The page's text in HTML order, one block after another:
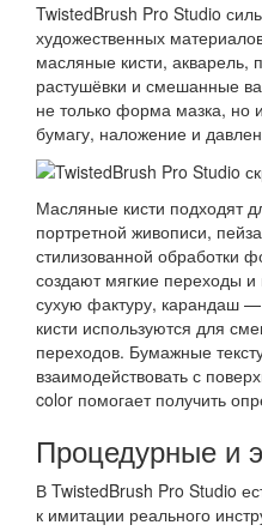
TwistedBrush Pro Studio
художественных
масляные кисти, акварель,
растушёвки и смешанные
не только форма мазка, но
бумагу, наложение и
Масляные кисти подходят
портретной живописи,
стилизованной обработки
создают мягкие переходы и
сухую фактуру, карандаш
кисти используются для
переходов. Бумажные
взаимодействовать с
color помогает получить
Процедурные и
В TwistedBrush Pro Studio
к имитации реального